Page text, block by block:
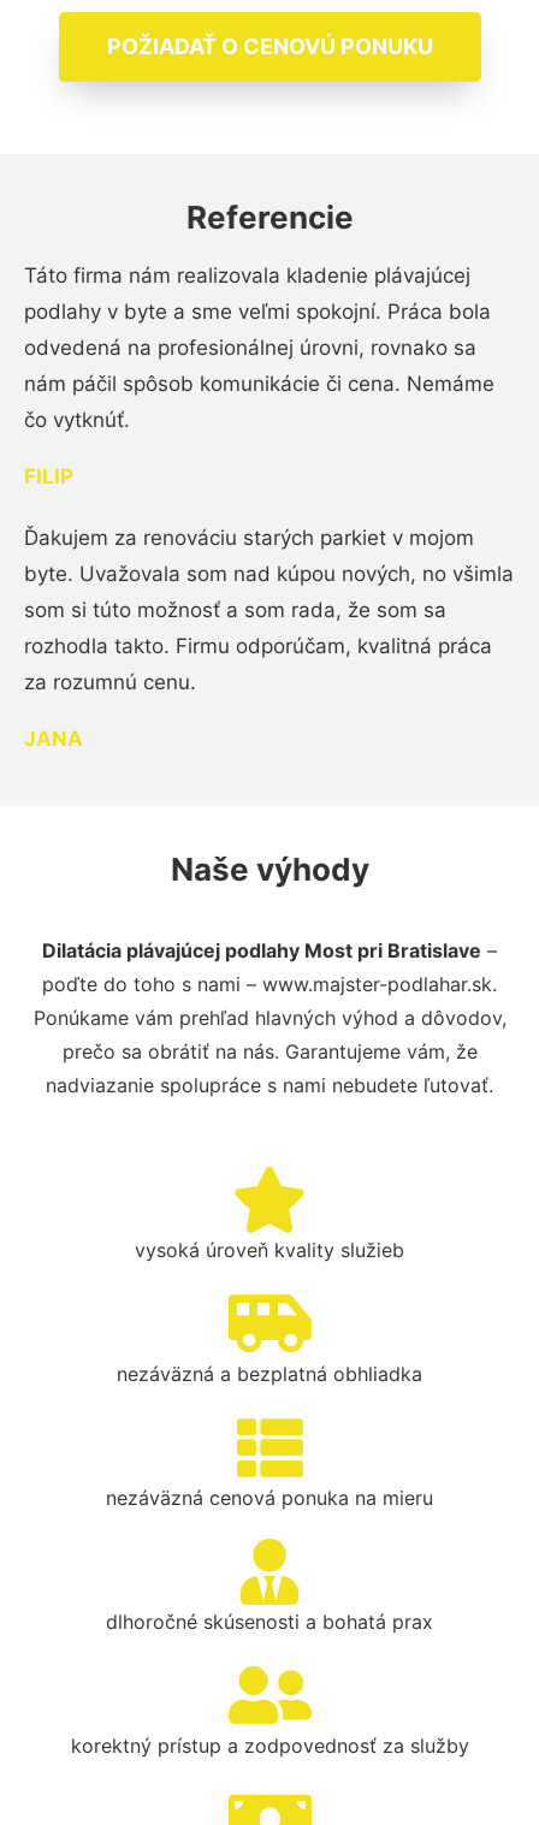
POŽIADAŤ O CENOVÚ PONUKU
Referencie
Táto firma nám realizovala kladenie plávajúcej
podlahy v byte a sme veľmi spokojní. Práca bola
odvedená na profesionálnej úrovni, rovnako sa
nám páčil spôsob komunikácie či cena. Nemáme
čo vytknúť.
FILIP
Ďakujem za renováciu starých parkiet v mojom
byte. Uvažovala som nad kúpou nových, no všimla
som si túto možnosť a som rada, že som sa
rozhodla takto. Firmu odporúčam, kvalitná práca
za rozumnú cenu.
JANA
Naše výhody
Dilatácia plávajúcej podlahy Most pri Bratislave –
poďte do toho s nami – www.majster-podlahar.sk.
Ponúkame vám prehľad hlavných výhod a dôvodov,
prečo sa obrátiť na nás. Garantujeme vám, že
nadviazanie spolupráce s nami nebudete ľutovať.
vysoká úroveň kvality služieb
nezáväzná a bezplatná obhliadka
nezáväzná cenová ponuka na mieru
dlhoročné skúsenosti a bohatá prax
korektný prístup a zodpovednosť za služby